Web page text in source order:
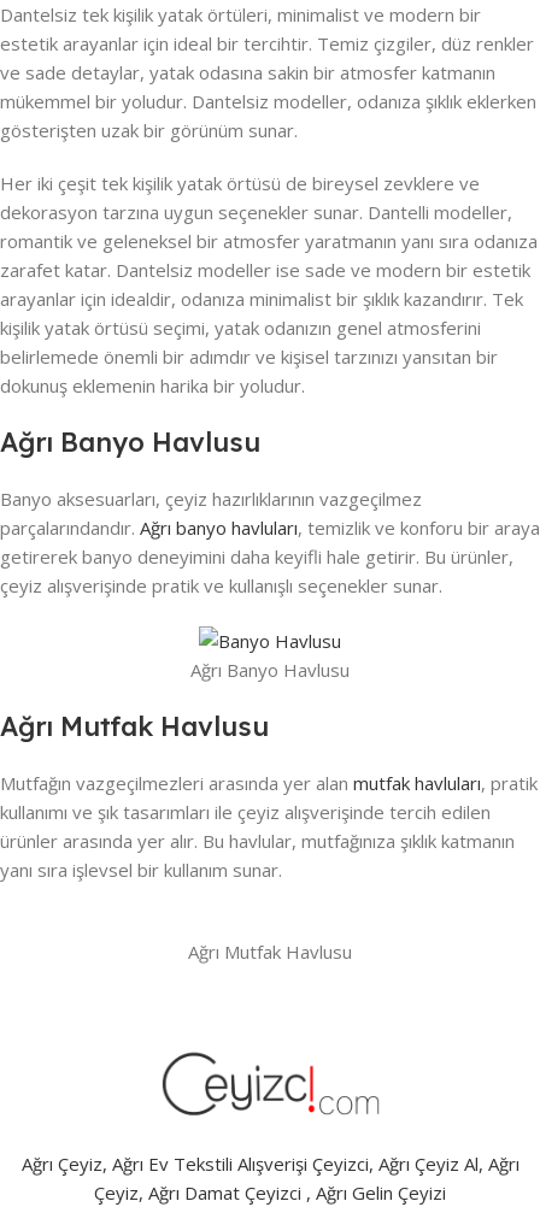
Dantelsiz tek kişilik yatak örtüleri, minimalist ve modern bir
estetik arayanlar için ideal bir tercihtir. Temiz çizgiler, düz renkler
ve sade detaylar, yatak odasına sakin bir atmosfer katmanın
mükemmel bir yoludur. Dantelsiz modeller, odanıza şıklık eklerken
gösterişten uzak bir görünüm sunar.
Her iki çeşit tek kişilik yatak örtüsü de bireysel zevklere ve
dekorasyon tarzına uygun seçenekler sunar. Dantelli modeller,
romantik ve geleneksel bir atmosfer yaratmanın yanı sıra odanıza
zarafet katar. Dantelsiz modeller ise sade ve modern bir estetik
arayanlar için idealdir, odanıza minimalist bir şıklık kazandırır. Tek
kişilik yatak örtüsü seçimi, yatak odanızın genel atmosferini
belirlemede önemli bir adımdır ve kişisel tarzınızı yansıtan bir
dokunuş eklemenin harika bir yoludur.
Ağrı Banyo Havlusu
Banyo aksesuarları, çeyiz hazırlıklarının vazgeçilmez
parçalarındandır. Ağrı banyo havluları, temizlik ve konforu bir araya
getirerek banyo deneyimini daha keyifli hale getirir. Bu ürünler,
çeyiz alışverişinde pratik ve kullanışlı seçenekler sunar.
Ağrı Banyo Havlusu
Ağrı Mutfak Havlusu
Mutfağın vazgeçilmezleri arasında yer alan mutfak havluları, pratik
kullanımı ve şık tasarımları ile çeyiz alışverişinde tercih edilen
ürünler arasında yer alır. Bu havlular, mutfağınıza şıklık katmanın
yanı sıra işlevsel bir kullanım sunar.
Ağrı Mutfak Havlusu
Ağrı Çeyiz, Ağrı Ev Tekstili Alışverişi Çeyizci, Ağrı Çeyiz Al, Ağrı
Çeyiz, Ağrı Damat Çeyizci , Ağrı Gelin Çeyizi